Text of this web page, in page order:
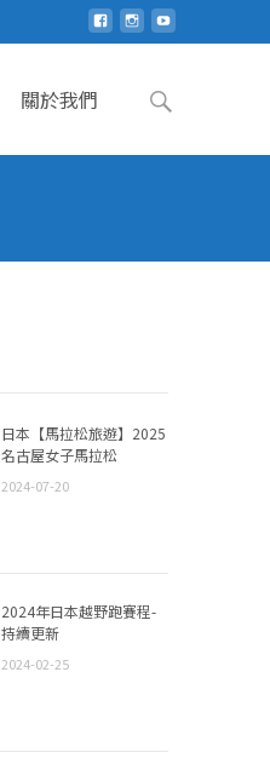
關於我們
Search
日本【馬拉松旅遊】2025
名古屋女子馬拉松
2024-07-20
2024年日本越野跑賽程-
持續更新
2024-02-25